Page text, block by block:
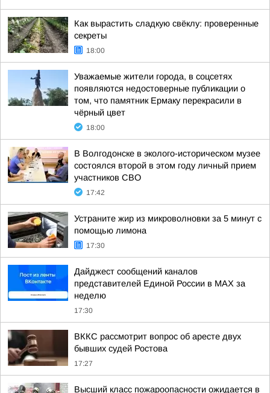
Как вырастить сладкую свёклу: проверенные
секреты
18:00
Уважаемые жители города, в соцсетях
появляются недостоверные публикации о
том, что памятник Ермаку перекрасили в
чёрный цвет
18:00
В Волгодонске в эколого-историческом музее
состоялся второй в этом году личный прием
участников СВО
17:42
Устраните жир из микроволновки за 5 минут с
помощью лимона
17:30
Дайджест сообщений каналов
представителей Единой России в МАХ за
неделю
17:30
ВККС рассмотрит вопрос об аресте двух
бывших судей Ростова
17:27
Высший класс пожароопасности ожидается в